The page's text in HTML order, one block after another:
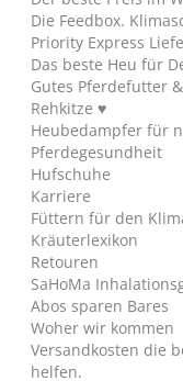
Die Feedbox.
Priority Express
Das beste Heu für
Gutes Pferdefutter
Rehkitze ♥
Heubedampfer für
Pferdegesundheit
Hufschuhe
Karriere
Füttern für den
Kräuterlexikon
Retouren
SaHoMa
Abos sparen Bares
Woher wir kommen
Versandkosten die
helfen.